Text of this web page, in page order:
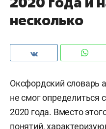
несколько
Оксфордский словарь
не смог определиться
2020 года. Вместо
понятий,